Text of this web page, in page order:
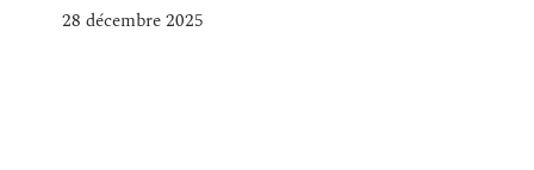
28 décembre 2025